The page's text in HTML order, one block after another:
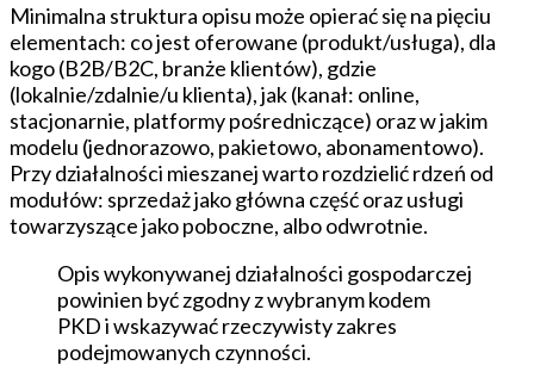
Minimalna struktura opisu może opierać się na pięciu
elementach: co jest oferowane (produkt/usługa), dla
kogo (B2B/B2C, branże klientów), gdzie
(lokalnie/zdalnie/u klienta), jak (kanał: online,
stacjonarnie, platformy pośredniczące) oraz w jakim
modelu (jednorazowo, pakietowo, abonamentowo).
Przy działalności mieszanej warto rozdzielić rdzeń od
modułów: sprzedaż jako główna część oraz usługi
towarzyszące jako poboczne, albo odwrotnie.
Opis wykonywanej działalności gospodarczej
powinien być zgodny z wybranym kodem
PKD i wskazywać rzeczywisty zakres
podejmowanych czynności.